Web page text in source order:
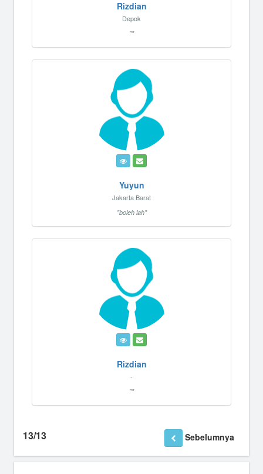
Rizdian
Depok
""
Yuyun
Jakarta Barat
"boleh lah"
Rizdian
-
""
13/13 Sebelumnya